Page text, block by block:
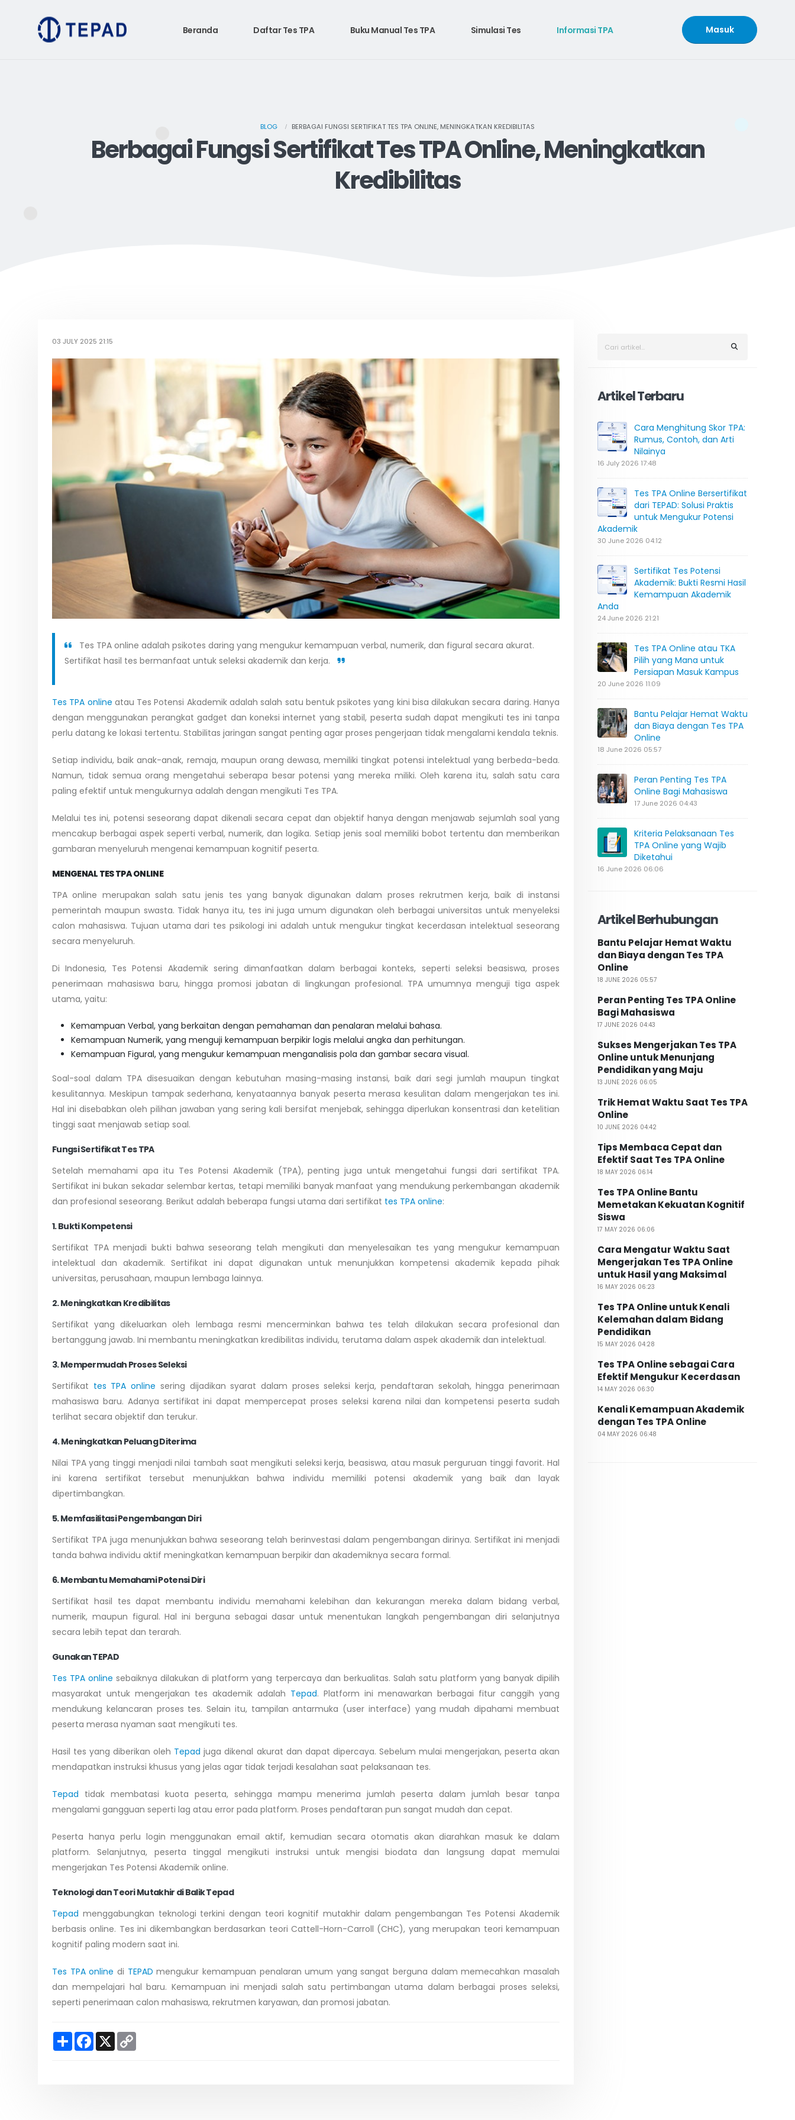
Beranda Daftar Tes TPA Buku Manual Tes TPA Simulasi Tes Informasi TPA Masuk
BLOG BERBAGAI FUNGSI SERTIFIKAT TES TPA ONLINE, MENINGKATKAN KREDIBILITAS
Berbagai Fungsi Sertifikat Tes TPA Online, Meningkatkan
Kredibilitas
03 JULY 2025 21:15
Tes TPA online adalah psikotes daring yang mengukur kemampuan verbal, numerik, dan figural secara akurat.
Sertifikat hasil tes bermanfaat untuk seleksi akademik dan kerja.
Tes TPA online atau Tes Potensi Akademik adalah salah satu bentuk psikotes yang kini bisa dilakukan secara daring. Hanya
dengan menggunakan perangkat gadget dan koneksi internet yang stabil, peserta sudah dapat mengikuti tes ini tanpa
perlu datang ke lokasi tertentu. Stabilitas jaringan sangat penting agar proses pengerjaan tidak mengalami kendala teknis.
Setiap individu, baik anak-anak, remaja, maupun orang dewasa, memiliki tingkat potensi intelektual yang berbeda-beda.
Namun, tidak semua orang mengetahui seberapa besar potensi yang mereka miliki. Oleh karena itu, salah satu cara
paling efektif untuk mengukurnya adalah dengan mengikuti Tes TPA.
Melalui tes ini, potensi seseorang dapat dikenali secara cepat dan objektif hanya dengan menjawab sejumlah soal yang
mencakup berbagai aspek seperti verbal, numerik, dan logika. Setiap jenis soal memiliki bobot tertentu dan memberikan
gambaran menyeluruh mengenai kemampuan kognitif peserta.
MENGENAL TES TPA ONLINE
TPA online merupakan salah satu jenis tes yang banyak digunakan dalam proses rekrutmen kerja, baik di instansi
pemerintah maupun swasta. Tidak hanya itu, tes ini juga umum digunakan oleh berbagai universitas untuk menyeleksi
calon mahasiswa. Tujuan utama dari tes psikologi ini adalah untuk mengukur tingkat kecerdasan intelektual seseorang
secara menyeluruh.
Di Indonesia, Tes Potensi Akademik sering dimanfaatkan dalam berbagai konteks, seperti seleksi beasiswa, proses
penerimaan mahasiswa baru, hingga promosi jabatan di lingkungan profesional. TPA umumnya menguji tiga aspek
utama, yaitu:
Kemampuan Verbal, yang berkaitan dengan pemahaman dan penalaran melalui bahasa.
Kemampuan Numerik, yang menguji kemampuan berpikir logis melalui angka dan perhitungan.
Kemampuan Figural, yang mengukur kemampuan menganalisis pola dan gambar secara visual.
Soal-soal dalam TPA disesuaikan dengan kebutuhan masing-masing instansi, baik dari segi jumlah maupun tingkat
kesulitannya. Meskipun tampak sederhana, kenyataannya banyak peserta merasa kesulitan dalam mengerjakan tes ini.
Hal ini disebabkan oleh pilihan jawaban yang sering kali bersifat menjebak, sehingga diperlukan konsentrasi dan ketelitian
tinggi saat menjawab setiap soal.
Fungsi Sertifikat Tes TPA
Setelah memahami apa itu Tes Potensi Akademik (TPA), penting juga untuk mengetahui fungsi dari sertifikat TPA.
Sertifikat ini bukan sekadar selembar kertas, tetapi memiliki banyak manfaat yang mendukung perkembangan akademik
dan profesional seseorang. Berikut adalah beberapa fungsi utama dari sertifikat tes TPA online:
1. Bukti Kompetensi
Sertifikat TPA menjadi bukti bahwa seseorang telah mengikuti dan menyelesaikan tes yang mengukur kemampuan
intelektual dan akademik. Sertifikat ini dapat digunakan untuk menunjukkan kompetensi akademik kepada pihak
universitas, perusahaan, maupun lembaga lainnya.
2. Meningkatkan Kredibilitas
Sertifikat yang dikeluarkan oleh lembaga resmi mencerminkan bahwa tes telah dilakukan secara profesional dan
bertanggung jawab. Ini membantu meningkatkan kredibilitas individu, terutama dalam aspek akademik dan intelektual.
3. Mempermudah Proses Seleksi
Sertifikat tes TPA online sering dijadikan syarat dalam proses seleksi kerja, pendaftaran sekolah, hingga penerimaan
mahasiswa baru. Adanya sertifikat ini dapat mempercepat proses seleksi karena nilai dan kompetensi peserta sudah
terlihat secara objektif dan terukur.
4. Meningkatkan Peluang Diterima
Nilai TPA yang tinggi menjadi nilai tambah saat mengikuti seleksi kerja, beasiswa, atau masuk perguruan tinggi favorit. Hal
ini karena sertifikat tersebut menunjukkan bahwa individu memiliki potensi akademik yang baik dan layak
dipertimbangkan.
5. Memfasilitasi Pengembangan Diri
Sertifikat TPA juga menunjukkan bahwa seseorang telah berinvestasi dalam pengembangan dirinya. Sertifikat ini menjadi
tanda bahwa individu aktif meningkatkan kemampuan berpikir dan akademiknya secara formal.
6. Membantu Memahami Potensi Diri
Sertifikat hasil tes dapat membantu individu memahami kelebihan dan kekurangan mereka dalam bidang verbal,
numerik, maupun figural. Hal ini berguna sebagai dasar untuk menentukan langkah pengembangan diri selanjutnya
secara lebih tepat dan terarah.
Gunakan TEPAD
Tes TPA online sebaiknya dilakukan di platform yang terpercaya dan berkualitas. Salah satu platform yang banyak dipilih
masyarakat untuk mengerjakan tes akademik adalah Tepad. Platform ini menawarkan berbagai fitur canggih yang
mendukung kelancaran proses tes. Selain itu, tampilan antarmuka (user interface) yang mudah dipahami membuat
peserta merasa nyaman saat mengikuti tes.
Hasil tes yang diberikan oleh Tepad juga dikenal akurat dan dapat dipercaya. Sebelum mulai mengerjakan, peserta akan
mendapatkan instruksi khusus yang jelas agar tidak terjadi kesalahan saat pelaksanaan tes.
Tepad tidak membatasi kuota peserta, sehingga mampu menerima jumlah peserta dalam jumlah besar tanpa
mengalami gangguan seperti lag atau error pada platform. Proses pendaftaran pun sangat mudah dan cepat.
Peserta hanya perlu login menggunakan email aktif, kemudian secara otomatis akan diarahkan masuk ke dalam
platform. Selanjutnya, peserta tinggal mengikuti instruksi untuk mengisi biodata dan langsung dapat memulai
mengerjakan Tes Potensi Akademik online.
Teknologi dan Teori Mutakhir di Balik Tepad
Tepad menggabungkan teknologi terkini dengan teori kognitif mutakhir dalam pengembangan Tes Potensi Akademik
berbasis online. Tes ini dikembangkan berdasarkan teori Cattell-Horn-Carroll (CHC), yang merupakan teori kemampuan
kognitif paling modern saat ini.
Tes TPA online di TEPAD mengukur kemampuan penalaran umum yang sangat berguna dalam memecahkan masalah
dan mempelajari hal baru. Kemampuan ini menjadi salah satu pertimbangan utama dalam berbagai proses seleksi,
seperti penerimaan calon mahasiswa, rekrutmen karyawan, dan promosi jabatan.
S
h
F
X
Artikel Terbaru
Cara Menghitung Skor TPA:
Rumus, Contoh, dan Arti
Nilainya
16 July 2026 17:48
Tes TPA Online Bersertifikat
dari TEPAD: Solusi Praktis
untuk Mengukur Potensi
Akademik
30 June 2026 04:12
Sertifikat Tes Potensi
Akademik: Bukti Resmi Hasil
Kemampuan Akademik
Anda
24 June 2026 21:21
Tes TPA Online atau TKA
Pilih yang Mana untuk
Persiapan Masuk Kampus
20 June 2026 11:09
Bantu Pelajar Hemat Waktu
dan Biaya dengan Tes TPA
Online
18 June 2026 05:57
Peran Penting Tes TPA
Online Bagi Mahasiswa
17 June 2026 04:43
Kriteria Pelaksanaan Tes
TPA Online yang Wajib
Diketahui
16 June 2026 06:06
Artikel Berhubungan
Bantu Pelajar Hemat Waktu
dan Biaya dengan Tes TPA
Online
18 JUNE 2026 05:57
Peran Penting Tes TPA Online
Bagi Mahasiswa
17 JUNE 2026 04:43
Sukses Mengerjakan Tes TPA
Online untuk Menunjang
Pendidikan yang Maju
13 JUNE 2026 06:05
Trik Hemat Waktu Saat Tes TPA
Online
10 JUNE 2026 04:42
Tips Membaca Cepat dan
Efektif Saat Tes TPA Online
18 MAY 2026 06:14
Tes TPA Online Bantu
Memetakan Kekuatan Kognitif
Siswa
17 MAY 2026 06:06
Cara Mengatur Waktu Saat
Mengerjakan Tes TPA Online
untuk Hasil yang Maksimal
16 MAY 2026 06:23
Tes TPA Online untuk Kenali
Kelemahan dalam Bidang
Pendidikan
15 MAY 2026 04:28
Tes TPA Online sebagai Cara
Efektif Mengukur Kecerdasan
14 MAY 2026 06:30
Kenali Kemampuan Akademik
dengan Tes TPA Online
04 MAY 2026 06:48